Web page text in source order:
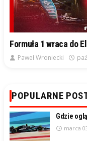
Formuła 1 wraca do
Paweł Wroniecki
POPULARNE
Gdzie
marca